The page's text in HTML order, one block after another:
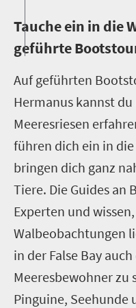
Tauche ein in die
geführte
Auf geführten
Hermanus kannst
Meeresriesen
führen dich ein in
bringen dich ganz
Tiere. Die Guides an
Experten und
Walbeobachtungen
in der False Bay
Meeresbewohner zu
Pinguine, Seehunde